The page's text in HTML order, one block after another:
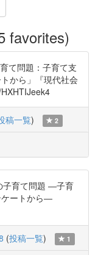
favorites)
て問題：子育て支
から」『現代社会
稿一覧) 2
子育て問題 ―子育
ケートから―
(投稿一覧) 1